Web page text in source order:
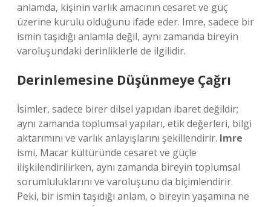
anlamda, kişinin varlık amacının cesaret ve güç
üzerine kurulu olduğunu ifade eder. Imre, sadece bir
ismin taşıdığı anlamla değil, aynı zamanda bireyin
varoluşundaki derinliklerle de ilgilidir.
Derinlemesine Düşünmeye Çağrı
İsimler, sadece birer dilsel yapıdan ibaret değildir;
aynı zamanda toplumsal yapıları, etik değerleri, bilgi
aktarımını ve varlık anlayışlarını şekillendirir. Imre
ismi, Macar kültüründe cesaret ve güçle
ilişkilendirilirken, aynı zamanda bireyin toplumsal
sorumluluklarını ve varoluşunu da biçimlendirir.
Peki, bir ismin taşıdığı anlam, o bireyin yaşamına ne